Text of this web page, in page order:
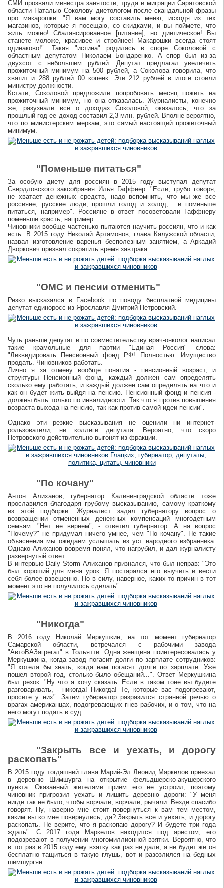
СМИ прозвали министра занятости, труда и миграции Саратовской
области Наталью Соколову диетологом после скандальной фразы
про макарошки: "Я вам могу составить меню, исходя из тех
магазинов, которые я посещаю, со скидками, и вы поймете, что
жить можно! Сбалансированное [питание], но диетическое! Вы
станете моложе, красивее и стройнее! Макарошки всегда стоят
одинаково!". Такая "истина" родилась в споре Соколовой с
областным депутатом Николаем Бондаренко. А спор был из-за
двухсот с небольшим рублей. Депутат предлагал увеличить
прожиточный минимум на 500 рублей, а Соколова говорила, что
хватит и 288 рублей 00 копеек. Эти 212 рублей в итоге стоили
министру должности.
Кстати, Соколовой предложили попробовать месяц пожить на
прожиточный минимум, но она отказалась. Журналисты, конечно
же, разузнали всё о доходах Соколовой, оказалось, что за
прошлый год ее доход составил 2,3 млн. рублей. Вполне вероятно,
что по министерским меркам, это самый настоящий прожиточный
минимум.
"Поменьше питаться"
За особую диету для россиян в 2015 году выступал депутат
Свердловского заксобрания Илья Гаффнер: "Если, грубо говоря,
не хватает денежных средств, надо вспомнить, что мы же все
россияне, русские люди, прошли голод и холод, ...и поменьше
питаться, например". Россияне в ответ посоветовали Гаффнеру
поменьше красть, например.
Чиновники вообще частенько пытаются научить россиян, что и как
есть. В 2015 году Николай Артамонов, глава Калужской области,
назвал изготовление варенья бесполезным занятием, а Аркадий
Дворкович призвал сократить время завтрака.
"ОМС и пенсии отменить"
Резко высказался в Facebook по поводу бесплатной медицины
депутат-единоросс из Ярославля Дмитрий Петровский.
Чуть раньше депутат и по совместительству врач-онколог написал
такие крамольные для партии "Единая Россия" слова:
"Ликвидировать Пенсионный фонд РФ! Полностью. Имущество
продать. Чиновников работать.
Лично я за отмену вообще понятия - пенсионный возраст, и
структуры Пенсионный фонд, каждый должен сам определять
сколько ему работать, и каждый должен сам определять на что и
как он будет жить выйдя на пенсию. Пенсионный фонд и пенсия -
должны быть только по инвалидности. Так что я против повышения
возраста выхода на пенсию, так как против самой идеи пенсии".
Однако эти резкие высказывания не оценили ни интернет-
рользователи, ни коллеги депутата. Вероятно, что скоро
Петровского действительно выгонят из фракции.
"По кочану"
Антон Алиханов, губернатор Калининградской области тоже
прославился благодаря грубому высказыванию, самому краткому
из этой подборки. Журналист задал губернатору вопрос о
возвращении отмененных денежных компенсаций многодетным
семьям. "Нет не вернем", - ответил губернатор. А на вопрос
"Почему?" не придумал ничего умнее, чем "По кочану". Не такие
объяснения мы ожидаем услышать из уст народного избранника.
Однако Алиханов вовремя понял, что нагрубил, и дал журналисту
развернутый ответ.
В интервью Daily Storm Алиханов признался, что был неправ: "Это
был хороший для меня урок. Я постарался его выучить и вести
себя более взвешенно. Но в силу, наверное, каких-то причин в тот
момент это не получилось сделать".
"Никогда"
В 2016 году Николай Меркушкин, на тот момент губернатор
Самарской области, встречался с рабочими завода
"АвтоВАЗагрегат" в Тольятти. Одна женщина поинтересовалась у
Меркушкина, когда завод погасит долги по зарплате сотрудников:
"Я хотела бы знать, когда нам погасят долги по зарплате. Уже
пошел второй год, столько было обещаний...". Ответ Меркушкина
был резок: "Ну что я хочу сказать. Если в таком тоне вы будете
разговаривать, - никогда! Никогда! Те, которые вас подогревают,
просите у них". Затем губернатор разразился странной речью о
врагах американцах, подогревающих гнев рабочих, и о том, что на
него могут подать в суд.
"Закрыть все и уехать, и дорогу
раскопать"
В 2015 году тогдашний глава Марий-Эл Леонид Маркелов приехал
в деревню Шимшурга на открытие фельдшерско-акушерского
пункта. Оказанный жителями приём его не устроил, поэтому
чиновник пригрозил уехать и лишить деревню дороги: "У меня
нигде так не было, чтобы ворчали, ворчали, рычали. Везде спасибо
говорят. Ну, наверно мне стоит повернуться к вам тем местом,
каким вы ко мне повернулись, да? Закрыть все и уехать, и дорогу
раскопать. Не верите, что я раскопаю дорогу? И будете три года
ждать". С 2017 года Маркелов находится под арестом, его
подозревают в получении многомиллионной взятки. Вероятно, что
в тот раз в 2015 году ему взятку как раз не дали, а не будет же он
бесплатно тащиться в такую глушь, вот и разозлился на бедных
шимшургян.